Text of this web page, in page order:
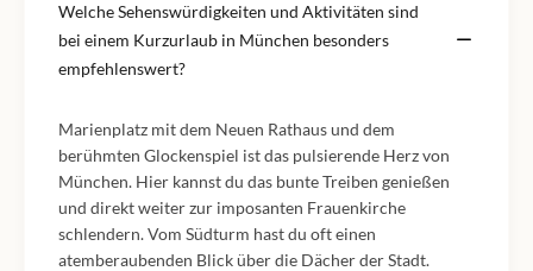
Welche Sehenswürdigkeiten und Aktivitäten sind
bei einem Kurzurlaub in München besonders
empfehlenswert?
Marienplatz mit dem Neuen Rathaus und dem
berühmten Glockenspiel ist das pulsierende Herz von
München. Hier kannst du das bunte Treiben genießen
und direkt weiter zur imposanten Frauenkirche
schlendern. Vom Südturm hast du oft einen
atemberaubenden Blick über die Dächer der Stadt.